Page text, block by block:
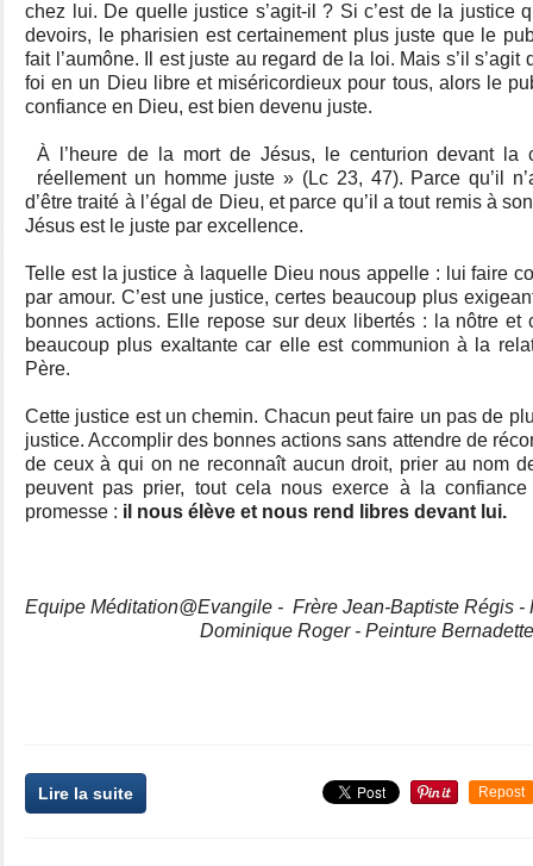
chez lui. De quelle justice s’agit-il ? Si c’est de la justice
devoirs, le pharisien est certainement plus juste que le
fait l’aumône. Il est juste au regard de la loi. Mais s’il
foi en un Dieu libre et miséricordieux pour tous, alors le
confiance en Dieu, est bien devenu juste.
À l’heure de la mort de Jésus, le centurion devant
réellement un homme juste » (Lc 23, 47). Parce qu’il
d’être traité à l’égal de Dieu, et parce qu’il a tout remis à
Jésus est le juste par excellence.
Telle est la justice à laquelle Dieu nous appelle : lui faire
par amour. C’est une justice, certes beaucoup plus
bonnes actions. Elle repose sur deux libertés : la nôtre
beaucoup plus exaltante car elle est communion à la
Père.
Cette justice est un chemin. Chacun peut faire un pas de
justice. Accomplir des bonnes actions sans attendre de
de ceux à qui on ne reconnaît aucun droit, prier au nom
peuvent pas prier, tout cela nous exerce à la
promesse : il nous élève et nous rend libres devant lui.
Equipe Méditation@Evangile - Frère Jean-Baptiste Régis -
Dominique Roger - Peinture
Lire la suite Repost